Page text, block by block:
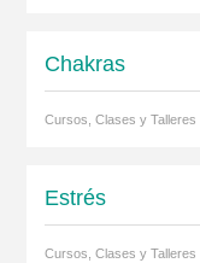
Chakras
Cursos, Clases y Talleres
Estrés
Cursos, Clases y Talleres